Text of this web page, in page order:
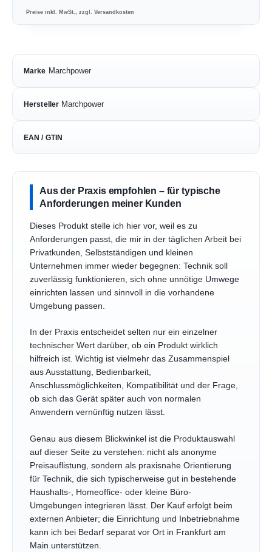
Preise inkl. MwSt., zzgl. Versandkosten
Marke Marchpower
Hersteller Marchpower
EAN / GTIN
Aus der Praxis empfohlen – für typische
Anforderungen meiner Kunden
Dieses Produkt stelle ich hier vor, weil es zu
Anforderungen passt, die mir in der täglichen Arbeit bei
Privatkunden, Selbstständigen und kleinen
Unternehmen immer wieder begegnen: Technik soll
zuverlässig funktionieren, sich ohne unnötige Umwege
einrichten lassen und sinnvoll in die vorhandene
Umgebung passen.
In der Praxis entscheidet selten nur ein einzelner
technischer Wert darüber, ob ein Produkt wirklich
hilfreich ist. Wichtig ist vielmehr das Zusammenspiel
aus Ausstattung, Bedienbarkeit,
Anschlussmöglichkeiten, Kompatibilität und der Frage,
ob sich das Gerät später auch von normalen
Anwendern vernünftig nutzen lässt.
Genau aus diesem Blickwinkel ist die Produktauswahl
auf dieser Seite zu verstehen: nicht als anonyme
Preisauflistung, sondern als praxisnahe Orientierung
für Technik, die sich typischerweise gut in bestehende
Haushalts-, Homeoffice- oder kleine Büro-
Umgebungen integrieren lässt. Der Kauf erfolgt beim
externen Anbieter; die Einrichtung und Inbetriebnahme
kann ich bei Bedarf separat vor Ort in Frankfurt am
Main unterstützen.